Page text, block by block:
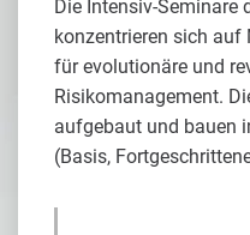
Die Intensiv-Seminare
konzentrieren sich
für evolutionäre und
Risikomanagement.
aufgebaut und bauen
(Basis,